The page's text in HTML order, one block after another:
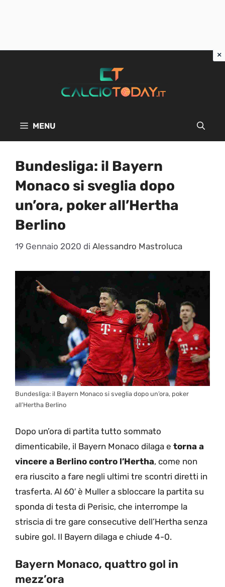
MENU
Bundesliga: il Bayern
Monaco si sveglia dopo
un’ora, poker all’Hertha
Berlino
19 Gennaio 2020 di Alessandro Mastroluca
Bundesliga: il Bayern Monaco si sveglia dopo un’ora, poker
all’Hertha Berlino
Dopo un’ora di partita tutto sommato
dimenticabile, il Bayern Monaco dilaga e torna a
vincere a Berlino contro l’Hertha, come non
era riuscito a fare negli ultimi tre scontri diretti in
trasferta. Al 60′ è Muller a sbloccare la partita su
sponda di testa di Perisic, che interrompe la
striscia di tre gare consecutive dell’Hertha senza
subire gol. Il Bayern dilaga e chiude 4-0.
Bayern Monaco, quattro gol in
mezz’ora